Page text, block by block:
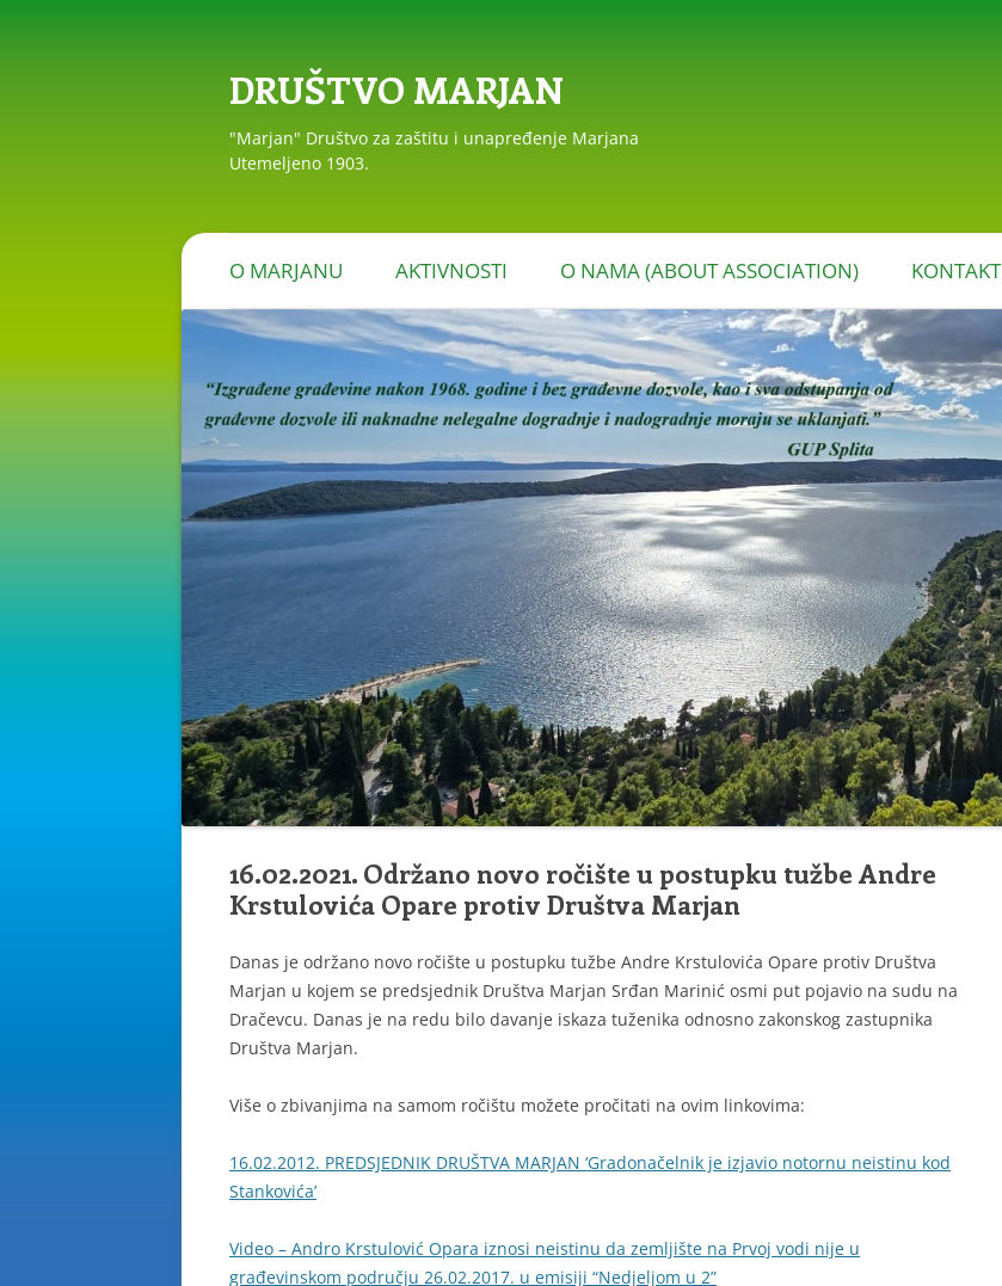
DRUŠTVO MARJAN
"Marjan" Društvo za zaštitu i unapređenje Marjana
Utemeljeno 1903.
Skoči
sadržaja
O MARJANU AKTIVNOSTI
PRIOPĆENJA I REAGIRANJA
O NAMA (ABOUT ASSOCIATION)
POVIJEST DRUŠTVA
MARJAN (HISTORY OF THE
MARJAN ASSOCIATION)
STATUT DRUŠTVA MARJAN
I PROGRAM RADA
UPRAVNI ODBOR DRUŠTVA
MARJAN
POSTUPAK ZA UČLANJENJE
(MEMBERSHIP
PROCEDURE)
KONTAKT
16.02.2021. Održano novo ročište u postupku tužbe Andre
Krstulovića Opare protiv Društva Marjan
Danas je održano novo ročište u postupku tužbe Andre Krstulovića Opare protiv Društva
Marjan u kojem se predsjednik Društva Marjan Srđan Marinić osmi put pojavio na sudu na
Dračevcu. Danas je na redu bilo davanje iskaza tuženika odnosno zakonskog zastupnika
Društva Marjan.
Više o zbivanjima na samom ročištu možete pročitati na ovim linkovima:
16.02.2012. PREDSJEDNIK DRUŠTVA MARJAN ‘Gradonačelnik je izjavio notornu neistinu kod
Stankovića’
Video – Andro Krstulović Opara iznosi neistinu da zemljište na Prvoj vodi nije u
građevinskom području 26.02.2017. u emisiji “Nedjeljom u 2”